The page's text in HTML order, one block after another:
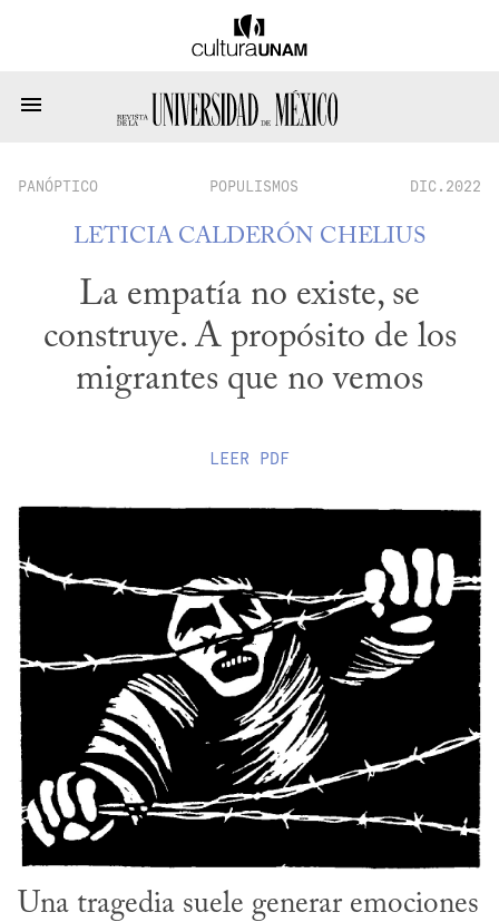
PANÓPTICO POPULISMOS DIC.2022
LETICIA CALDERÓN CHELIUS
La empatía no existe, se
construye. A propósito de los
migrantes que no vemos
LEER PDF
Una tragedia suele generar emociones